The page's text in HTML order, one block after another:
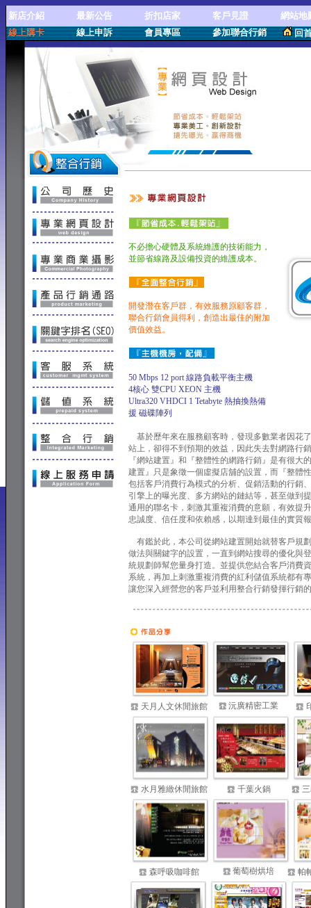
新店介紹 最新公告 折扣店家 客戶見證
網站地
線上購卡
線上申訴 會員專區 參加聯合行銷 回
不必擔心硬體及系統維護的技術能力，
並節省線路及設備投資的維護成本。
開發潛在客戶群，有效服務原顧客群，
聯合行銷會員得利，創造出最佳的附加
價值效益。
50 Mbps 12 port 線路負載平衡主機
4核心 雙CPU XEON 主機
Ultra320 VHDCI 1 Tetabyte 熱抽換熱備
援 磁碟陣列
基於歷年來在服務顧客時，發現多數業者因花
站上，卻得不到預期的效益，因此失去對網路行
『網站建置』和『整體性的網路行銷』是有很大
建置』只是象徵一個虛擬店舖的設置，而『整體
包括客戶消費行為模式的分析、促銷活動的行銷
引擎上的曝光度、多方網站的鏈結等，甚至做到
通用的聯名卡，刺激其重複消費的意願，有效提
忠誠度、信任度和依賴感，以期達到最佳的實質
有鑑於此，本公司從網站建置開始就替客戶規
做法與關鍵字的設置，一直到網站搜尋的優化與
統規劃師幫您量身打造。並提供您結合客戶消費
系統，再加上刺激重複消費的紅利儲值系統都有
讓您深入經營您的客戶並利用整合行銷發揮行銷
天月人文休閒旅館 沅廣精密工業
水月雅緻休閒旅館 千葉火鍋
森呼吸咖啡館 葡萄樹烘培 帕